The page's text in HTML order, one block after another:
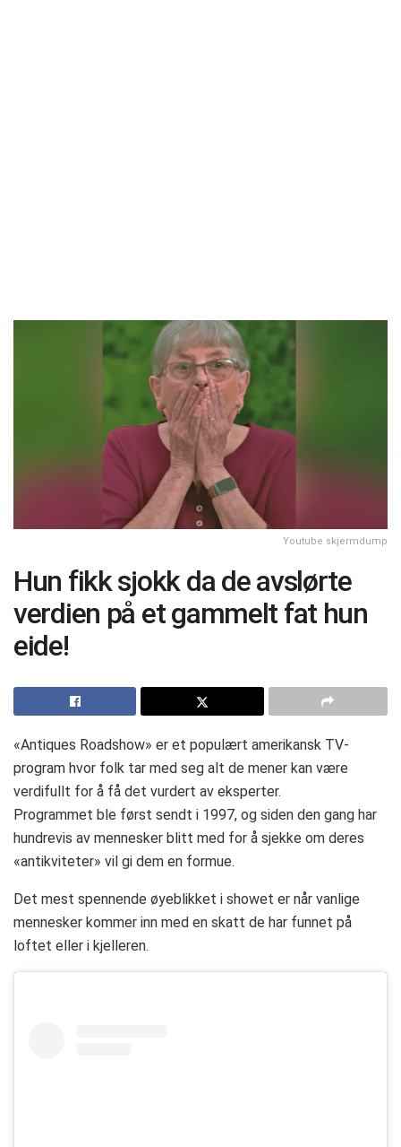
Youtube skjermdump
Hun fikk sjokk da de avslørte
verdien på et gammelt fat hun
eide!
«Antiques Roadshow» er et populært amerikansk TV-
program hvor folk tar med seg alt de mener kan være
verdifullt for å få det vurdert av eksperter.
Programmet ble først sendt i 1997, og siden den gang har
hundrevis av mennesker blitt med for å sjekke om deres
«antikviteter» vil gi dem en formue.
Det mest spennende øyeblikket i showet er når vanlige
mennesker kommer inn med en skatt de har funnet på
loftet eller i kjelleren.